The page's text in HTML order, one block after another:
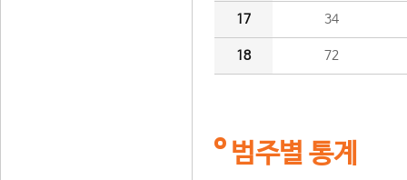
17 34
18 72
범주별 통계